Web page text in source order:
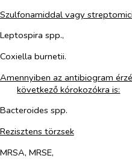
Szulfonamiddal vagy
Leptospira spp.,
Coxiella burnetii.
Amennyiben az antibiogram
következő kórokozókra is:
Bacteroides spp.
Rezisztens törzsek
MRSA, MRSE,